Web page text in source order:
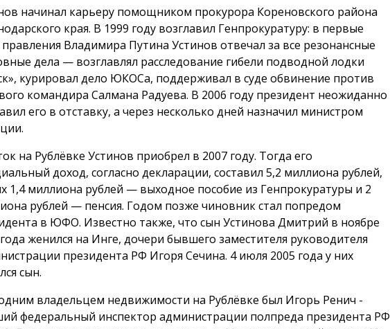
начинал карьеру помощником прокурора Кореновского района
края. В 1999 году возглавил Генпрокуратуру: в первые
Владимира Путина Устинов отвечал за все резонансные
дела — возглавлял расследование гибели подводной лодки
курировал дело ЮКОСа, поддерживал в суде обвинение против
командира Салмана Радуева. В 2006 году президент неожиданно
его в отставку, а через несколько дней назначил министром
на Рублёвке Устинов приобрел в 2007 году. Тогда его
доход, согласно декларации, составил 5,2 миллиона рублей,
1,4 миллиона рублей — выходное пособие из Генпрокуратуры и 2
рублей — пенсия. Годом позже чиновник стал попредом
в ЮФО. Известно также, что сын Устинова Дмитрий в ноябре
женился на Инге, дочери бывшего заместителя руководителя
президента РФ Игоря Сечина. 4 июля 2005 года у них
сын.
владельцем недвижимости на Рублёвке был Игорь Ренич -
федеральный инспектор администрации полпреда президента РФ